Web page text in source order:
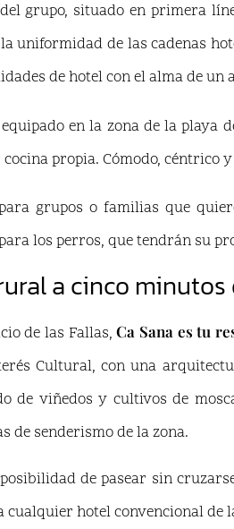
grupo, situado en primera
uniformidad de las cadenas
de hotel con el alma de
en la zona de la playa
propia. Cómodo, céntrico y
grupos o familias que
los perros, que tendrán su
a cinco minutos
de las Fallas,Ca Sana es tu
Cultural, con una
de viñedos y cultivos de
de senderismo de la zona.
de pasear sin
hotel convencional de